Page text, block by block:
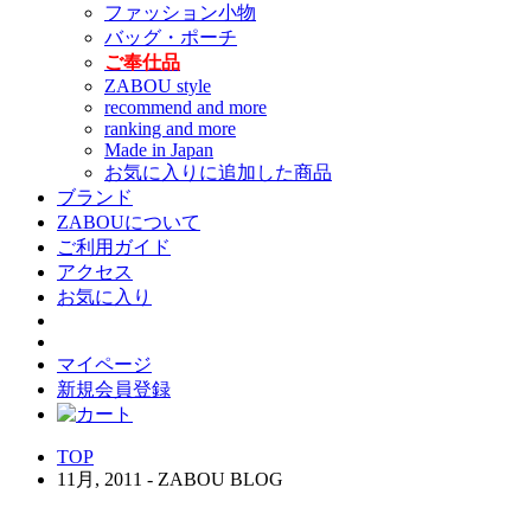
ファッション小物
バッグ・ポーチ
ご奉仕品
ZABOU style
recommend and more
ranking and more
Made in Japan
お気に入りに追加した商品
ブランド
ZABOUについて
ご利用ガイド
アクセス
お気に入り
マイページ
新規会員登録
TOP
11月, 2011 - ZABOU BLOG